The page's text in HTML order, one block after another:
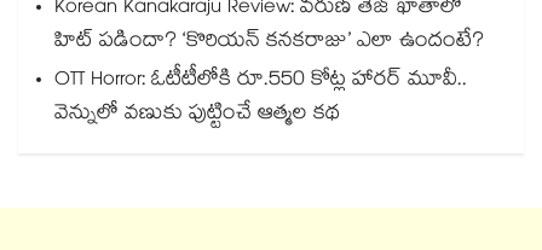
Korean Kanakaraju Review: వరుణ్ తేజ్ ఖాతాలో
హిట్ పడిందా? ‘కొరియన్ కనకరాజు’ ఎలా ఉందంటే?
OTT Horror: ఓటీటీలోకి రూ.550 కోట్ల హారర్ మూవీ..
వెన్నులో వణుకు పుట్టించే ఆత్మల కథ